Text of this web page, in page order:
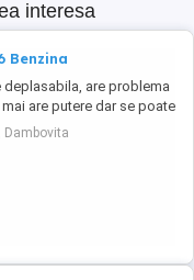
interesa
Benzina
deplasabila, are problema
mai are putere dar se poate
negociabil la fata locului,
Gpl omologată.
Dambovita